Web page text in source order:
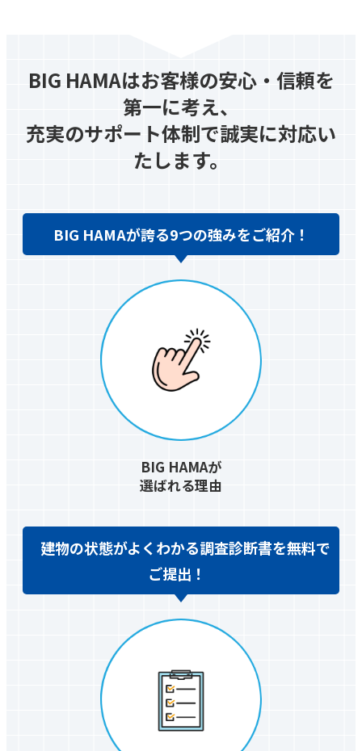
BIG HAMAはお客様の安心・信頼を
第一に考え、
充実のサポート体制で誠実に対応い
たします。
BIG HAMAが誇る9つの強みをご紹介！
BIG HAMAが
選ばれる理由
建物の状態がよくわかる調査診断書を無料で
ご提出！